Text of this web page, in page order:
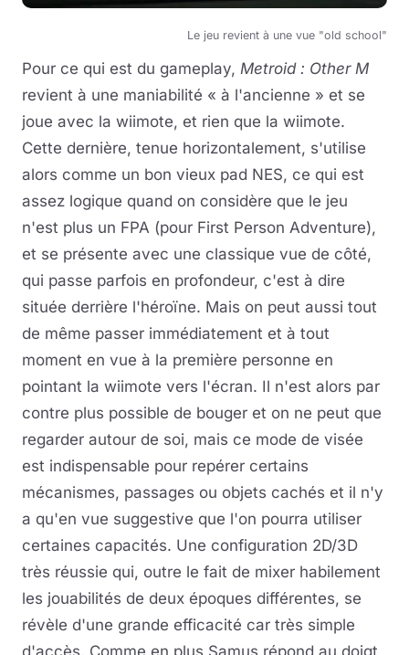
Le jeu revient à une vue "old school"
Pour ce qui est du gameplay, Metroid : Other M
revient à une maniabilité « à l'ancienne » et se
joue avec la wiimote, et rien que la wiimote.
Cette dernière, tenue horizontalement, s'utilise
alors comme un bon vieux pad NES, ce qui est
assez logique quand on considère que le jeu
n'est plus un FPA (pour First Person Adventure),
et se présente avec une classique vue de côté,
qui passe parfois en profondeur, c'est à dire
située derrière l'héroïne. Mais on peut aussi tout
de même passer immédiatement et à tout
moment en vue à la première personne en
pointant la wiimote vers l'écran. Il n'est alors par
contre plus possible de bouger et on ne peut que
regarder autour de soi, mais ce mode de visée
est indispensable pour repérer certains
mécanismes, passages ou objets cachés et il n'y
a qu'en vue suggestive que l'on pourra utiliser
certaines capacités. Une configuration 2D/3D
très réussie qui, outre le fait de mixer habilement
les jouabilités de deux époques différentes, se
révèle d'une grande efficacité car très simple